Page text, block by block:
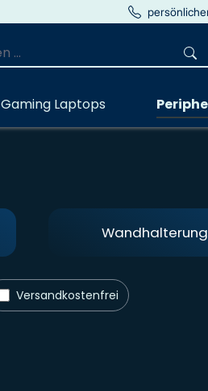
Gaming Laptops
Filter hinzufügen: Versandkostenfrei
Versandkostenfrei